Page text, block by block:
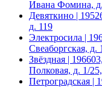
Ивана Фомина,
Девяткино |
д. 119
Электросила |
Свеаборгская, д.
Звёздная |
Полковая, д. 1/
Петроградская |